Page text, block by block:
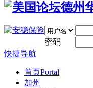
密码
快捷导航
首页Portal
加州